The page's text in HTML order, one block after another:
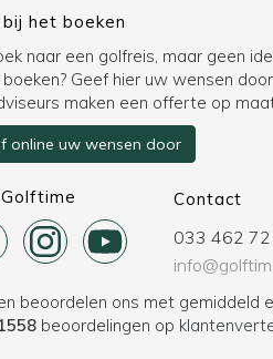
het boeken
naar een golfreis, maar geen
Geef hier uw wensen
maken een offerte op
online uw wensen door
Contact
033 462
beoordelen ons met gemiddeld
beoordelingen op